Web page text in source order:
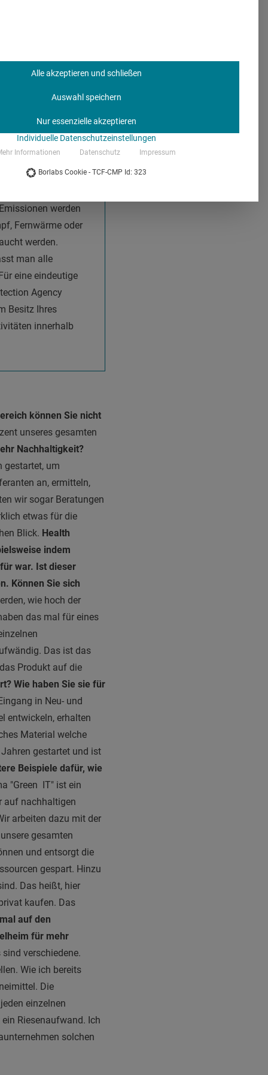
bei einem
aus
durch
werden. Unter
Helikopter für
gehören
werden
Fernwärme oder
werden.
man alle
eine eindeutige
Agency
Besitz Ihres
innerhalb
können Sie nicht
unseres gesamten
Nachhaltigkeit?
gestartet, um
an, ermitteln,
wir sogar Beratungen
etwas für die
Blick. Health
indem
war. Ist dieser
Können Sie sich
wie hoch der
das mal für eines
Das ist das
Produkt auf die
Wie haben Sie sie für
in Neu- und
entwickeln, erhalten
Material welche
gestartet und ist
Beispiele dafür, wie
"Green IT" ist ein
auf nachhaltigen
arbeiten dazu mit der
gesamten
und entsorgt die
gespart. Hinzu
Das heißt, hier
kaufen. Das
auf den
für mehr
sind verschiedene.
Wie ich bereits
Die
einzelnen
Riesenaufwand. Ich
solchen
Alle akzeptieren und schließen
Auswahl speichern
Nur essenzielle akzeptieren
Individuelle Datenschutzeinstellungen
Informationen Datenschutz Impressum
Borlabs Cookie - TCF-CMP Id: 323